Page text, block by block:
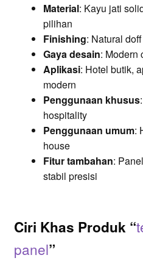
Material: Kayu jati
pilihan
Finishing: Natural
Gaya desain: Modern
Aplikasi: Hotel butik,
modern
Penggunaan khusus
hospitality
Penggunaan umum:
house
Fitur tambahan:
stabil presisi
Ciri Khas Produk “
panel”